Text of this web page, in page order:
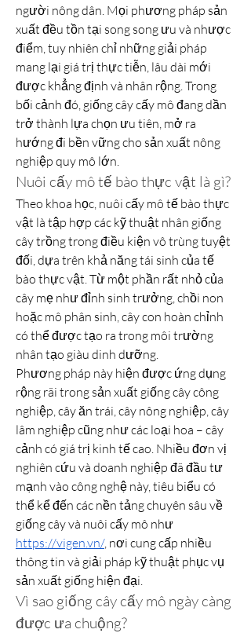
người nông dân. Mọi phương pháp sản
xuất đều tồn tại song song ưu và nhược
điểm, tuy nhiên chỉ những giải pháp
mang lại giá trị thực tiễn, lâu dài mới
được khẳng định và nhân rộng. Trong
bối cảnh đó, giống cây cấy mô đang dần
trở thành lựa chọn ưu tiên, mở ra
hướng đi bền vững cho sản xuất nông
nghiệp quy mô lớn.
Nuôi cấy mô tế bào thực vật là gì?
Theo khoa học, nuôi cấy mô tế bào thực
vật là tập hợp các kỹ thuật nhân giống
cây trồng trong điều kiện vô trùng tuyệt
đối, dựa trên khả năng tái sinh của tế
bào thực vật. Từ một phần rất nhỏ của
cây mẹ như đỉnh sinh trưởng, chồi non
hoặc mô phân sinh, cây con hoàn chỉnh
có thể được tạo ra trong môi trường
nhân tạo giàu dinh dưỡng.
Phương pháp này hiện được ứng dụng
rộng rãi trong sản xuất giống cây công
nghiệp, cây ăn trái, cây nông nghiệp, cây
lâm nghiệp cũng như các loại hoa – cây
cảnh có giá trị kinh tế cao. Nhiều đơn vị
nghiên cứu và doanh nghiệp đã đầu tư
mạnh vào công nghệ này, tiêu biểu có
thể kể đến các nền tảng chuyên sâu về
https://vigen.vn/, nơi cung cấp nhiều
thông tin và giải pháp kỹ thuật phục vụ
sản xuất giống hiện đại.
Vì sao giống cây cấy mô ngày càng
được ưa chuộng?